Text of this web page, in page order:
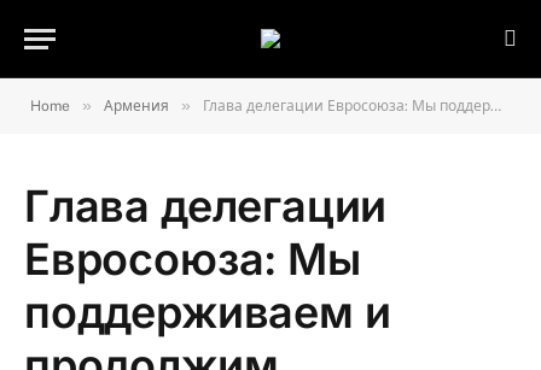
Home » Армения » Глава делегации Евросоюза: Мы поддерживаем и продолжим поддерживать Армению на пути реформ
Глава делегации
Евросоюза: Мы
поддерживаем и